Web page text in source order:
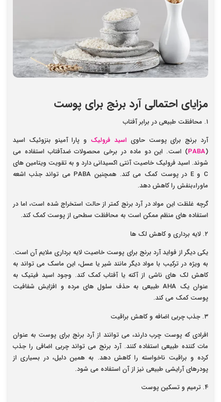
مزایای احتمالی آرد برنج برای پوست
۱. محافظت طبیعی در برابر آفتاب
آرد برنج برای پوست حاوی اسید فرولیک و پارا آمینو بنزوئیک اسید
(
PABA) است. این دو ماده در برخی محصولات ضدآفتاب استفاده می
شوند. اسید فرولیک خاصیت آنتی اکسیدانی دارد و به تقویت ویتامین های
C و E در پوست کمک می کند. همچنین PABA می تواند جذب اشعه
ماوراءبنفش را کاهش دهد.
گرچه غلظت این مواد در آرد برنج کمتر از حالت استخراج شده است، اما در
استفاده های منظم ممکن است به محافظت سطحی از پوست کمک کند.
۲. لایه برداری و کاهش لک ها
یکی دیگر از فواید آرد برنج برای پوست خاصیت لایه برداری ملایم آن است.
به ویژه در ترکیب با مواد دیگر مانند شیر یا عسل، این ماسک می تواند به
کاهش لک های ناشی از آکنه یا آفتاب کمک کند. وجود اسید فیتیک به
عنوان یک AHA طبیعی به حذف سلول های مرده و افزایش شفافیت
پوست کمک می کند.
۳. جذب چربی اضافه و کاهش براقیت
افرادی که پوست چرب دارند، می توانند از آرد برنج برای پوست به عنوان
مات کننده طبیعی استفاده کنند. آرد برنج می تواند چربی اضافی را جذب
کرده و براقیت ناخواسته را کاهش دهد. به همین دلیل، در بسیاری از
پودرهای آرایشی طبیعی نیز از آن استفاده می شود.
۴. ترمیم و تسکین پوست